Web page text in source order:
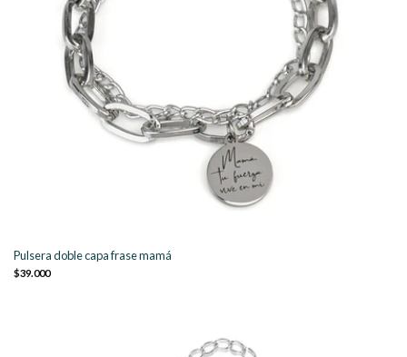
Pulsera doble capa frase mamá
$39.000